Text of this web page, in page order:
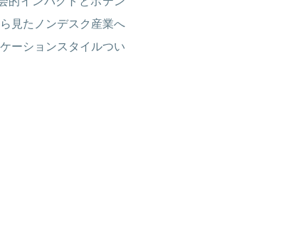
見たノンデスク産業へ
ーションスタイルつい